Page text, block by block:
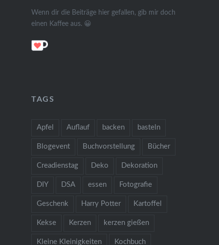
Wenn dir die Beiträge hier gefallen, gib mir doch
einen Kaffee aus. 😀
TAGS
Apfel Auflauf backen basteln
Blogevent Buchvorstellung Bücher
Creadienstag Deko Dekoration
DIY DSA essen Fotografie
Geschenk Harry Potter Kartoffel
Kekse Kerzen kerzen gießen
Kleine Kleinigkeiten Kochbuch